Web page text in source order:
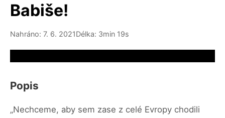
Babiše!
Nahráno: 7. 6. 2021Délka: 3min 19s
Popis
„Nechceme, aby sem zase z celé Evropy chodili